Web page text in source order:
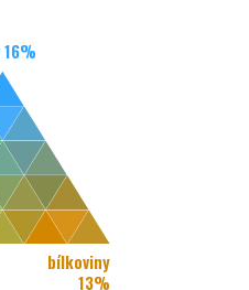
16%
bílkoviny
13%